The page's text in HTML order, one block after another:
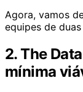
Agora, vamos
equipes de
2. The
mínima